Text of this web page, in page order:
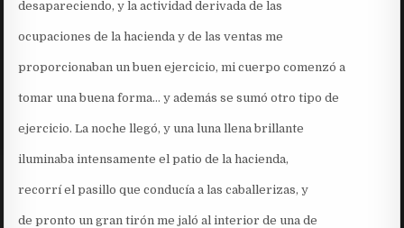
desapareciendo, y la actividad derivada de las
ocupaciones de la hacienda y de las ventas me
proporcionaban un buen ejercicio, mi cuerpo comenzó a
tomar una buena forma… y además se sumó otro tipo de
ejercicio. La noche llegó, y una luna llena brillante
iluminaba intensamente el patio de la hacienda,
recorrí el pasillo que conducía a las caballerizas, y
de pronto un gran tirón me jaló al interior de una de